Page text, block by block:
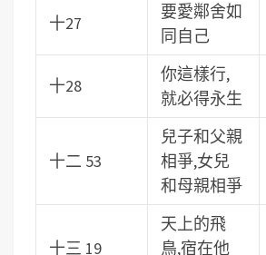
十27
要愛鄰舍如
同自己
十28
你這樣行,
就必得永生
十二 53
兒子和父親
相爭,女兒
和母親相爭
十三 19
天上的飛
鳥,宿在他